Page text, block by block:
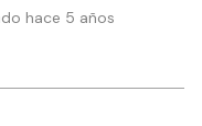
hace 5 años